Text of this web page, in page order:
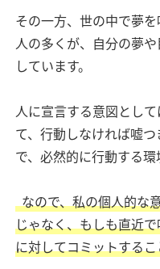
その一方、世の中で夢
人の多くが、自分の夢
しています。
人に宣言する意図とし
て、行動しなければ嘘
で、必然的に行動する環
なので、私の個人的な
じゃなく、もしも直近
に対してコミットする